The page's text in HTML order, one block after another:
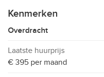
Kenmerken
Overdracht
Laatste huurprijs
€ 395 per maand